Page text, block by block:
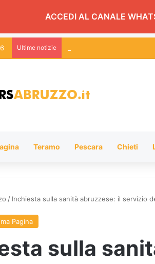
ACCEDI AL CANALE
Ultime notizie
Teramo Pescara Chieti
/ Inchiesta sulla sanità abruzzese: il servizio
Pagina
sulla